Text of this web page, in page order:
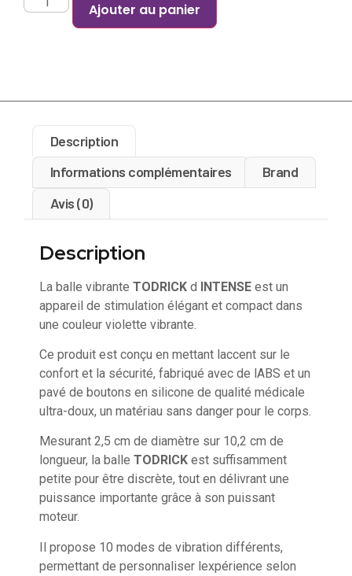
Ajouter au panier
Description
Informations complémentaires
Brand
Avis (0)
Description
La balle vibrante TODRICK d INTENSE est un
appareil de stimulation élégant et compact dans
une couleur violette vibrante.
Ce produit est conçu en mettant laccent sur le
confort et la sécurité, fabriqué avec de lABS et un
pavé de boutons en silicone de qualité médicale
ultra-doux, un matériau sans danger pour le corps.
Mesurant 2,5 cm de diamètre sur 10,2 cm de
longueur, la balle TODRICK est suffisamment
petite pour être discrète, tout en délivrant une
puissance importante grâce à son puissant
moteur.
Il propose 10 modes de vibration différents,
permettant de personnaliser lexpérience selon